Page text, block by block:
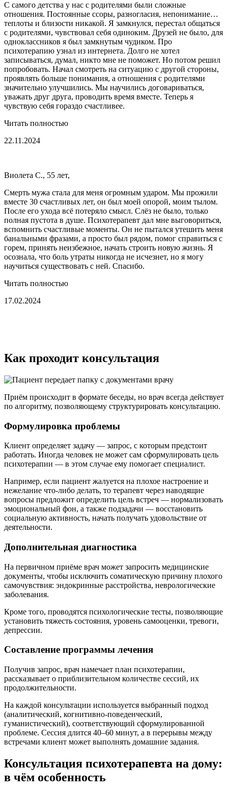
С самого детства у нас с родителями были сложные
отношения. Постоянные ссоры, разногласия, непонимание…
теплоты и близости никакой. Я замкнулся, перестал общаться
с родителями, чувствовал себя одиноким. Друзей не было, для
одноклассников я был замкнутым чудиком. Про
психотерапию узнал из интернета. Долго не хотел
записываться, думал, никто мне не поможет. Но потом решил
попробовать. Начал смотреть на ситуацию с другой стороны,
проявлять больше понимания, а отношения с родителями
значительно улучшились. Мы научились договариваться,
уважать друг друга, проводить время вместе. Теперь я
чувствую себя гораздо счастливее.
Читать полностью
22.11.2024
Виолета С., 55 лет,
Смерть мужа стала для меня огромным ударом. Мы прожили
вместе 30 счастливых лет, он был моей опорой, моим тылом.
После его ухода всё потеряло смысл. Слёз не было, только
полная пустота в душе. Психотерапевт дал мне выговориться,
вспомнить счастливые моменты. Он не пытался утешить меня
банальными фразами, а просто был рядом, помог справиться с
горем, принять неизбежное, начать строить новую жизнь. Я
осознала, что боль утраты никогда не исчезнет, но я могу
научиться существовать с ней. Спасибо.
Читать полностью
17.02.2024
Как проходит консультация
Приём происходит в формате беседы, но врач всегда действует
по алгоритму, позволяющему структурировать консультацию.
Формулировка проблемы
Клиент определяет задачу — запрос, с которым предстоит
работать. Иногда человек не может сам сформулировать цель
психотерапии — в этом случае ему помогает специалист.
Например, если пациент жалуется на плохое настроение и
нежелание что-либо делать, то терапевт через наводящие
вопросы предложит определить цель встреч — нормализовать
эмоциональный фон, а также подзадачи — восстановить
социальную активность, начать получать удовольствие от
деятельности.
Дополнительная диагностика
На первичном приёме врач может запросить медицинские
документы, чтобы исключить соматическую причину плохого
самочувствия: эндокринные расстройства, неврологические
заболевания.
Кроме того, проводятся психологические тесты, позволяющие
установить тяжесть состояния, уровень самооценки, тревоги,
депрессии.
Составление программы лечения
Получив запрос, врач намечает план психотерапии,
рассказывает о приблизительном количестве сессий, их
продолжительности.
На каждой консультации используется выбранный подход
(аналитический, когнитивно-поведенческий,
гуманистический), соответствующий сформулированной
проблеме. Сессия длится 40–60 минут, а в перерывы между
встречами клиент может выполнять домашние задания.
Консультация психотерапевта на дому:
в чём особенность